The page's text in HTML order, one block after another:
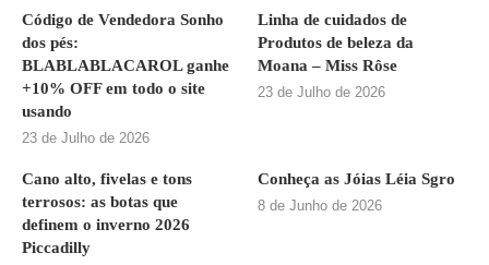
Código de Vendedora Sonho
dos pés:
BLABLABLACAROL ganhe
+10% OFF em todo o site
usando
23 de Julho de 2026
Linha de cuidados de
Produtos de beleza da
Moana – Miss Rôse
23 de Julho de 2026
Cano alto, fivelas e tons
terrosos: as botas que
definem o inverno 2026
Piccadilly
Conheça as Jóias Léia Sgro
8 de Junho de 2026